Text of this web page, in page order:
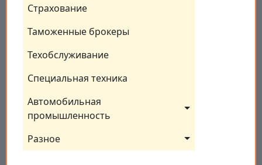
Страхование
Таможенные брокеры
Техобслуживание
Специальная техника
Автомобильная
промышленность
Разное